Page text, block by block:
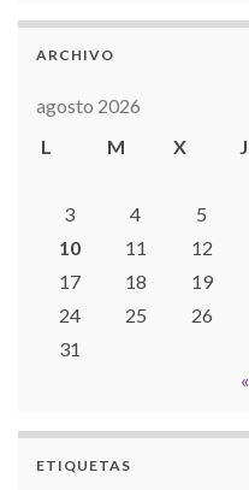
ARCHIVO
agosto 2026
L
M X J
3
4 5
10
11 12
17
18 19
24
25 26
31
ETIQUETAS